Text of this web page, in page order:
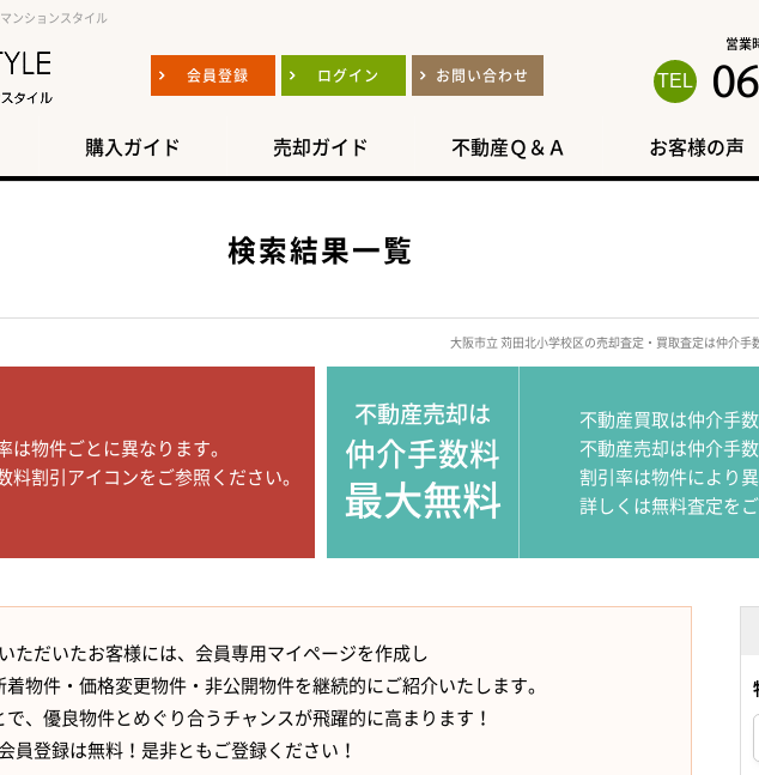
ンションスタイル
会員登録 ログイン お問い合わせ
営業
購入ガイド 売却ガイド 不動産Ｑ＆Ａ お客様の声
検索結果一覧
大阪市立 苅田北小学校区の売却査定・買取査定は仲介
は物件ごとに異なります。
料割引アイコンをご参照ください。
不動産売却は
仲介手数料
最大無料
不動産買取は仲介手数
不動産売却は仲介手
割引率は物件により異
詳しくは無料査定を
ただいたお客様には、会員専用マイページを作成し
物件・価格変更物件・非公開物件を継続的にご紹介いたします。
、優良物件とめぐり合うチャンスが飛躍的に高まります！
員登録は無料！是非ともご登録ください！